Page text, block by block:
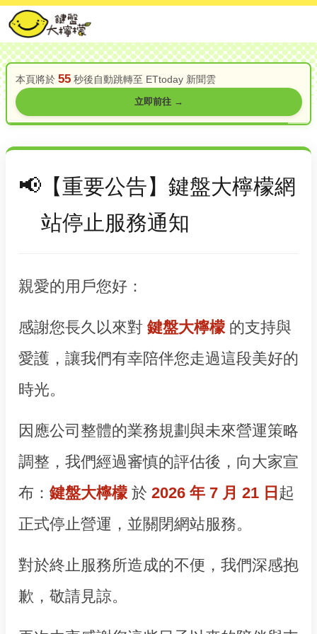
本頁將於 55秒後自動跳轉至 ETtoday 新聞雲
立即前往 →
【重要公告】鍵盤大檸檬網
站停止服務通知
親愛的用戶您好：
感謝您長久以來對 鍵盤大檸檬的支持與
愛護，讓我們有幸陪伴您走過這段美好的
時光。
因應公司整體的業務規劃與未來營運策略
調整，我們經過審慎的評估後，向大家宣
布： 鍵盤大檸檬於 2026 年 7 月 21 日 起
正式停止營運，並關閉網站服務。
對於終止服務所造成的不便，我們深感抱
歉，敬請見諒。